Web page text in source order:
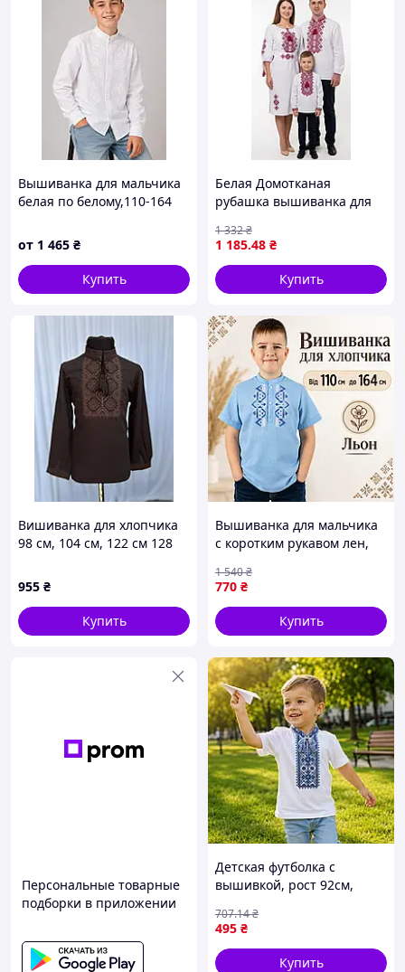
Вышиванка для мальчика
белая по белому,110-164
от 1 465 ₴
Купить
Белая Домотканая
рубашка вышиванка для
орнамент Family Look 92 98
104 110 116 122 128 134
140 116, Белый с
1 185.48 ₴
1 332₴
Купить
Вишиванка для хлопчика
98 см, 104 см, 122 см 128
158 см, 164 см
955 ₴
Купить
Вышиванка для мальчика
с коротким рукавом лен,
детские в садик школу
770 ₴
1 540₴
Купить
Персональные товарные
подборки в приложении
Детская футболка с
вышивкой, рост 92см,
мальчика / Вышитая
футболка для мальчика
495 ₴
707.14₴
Купить